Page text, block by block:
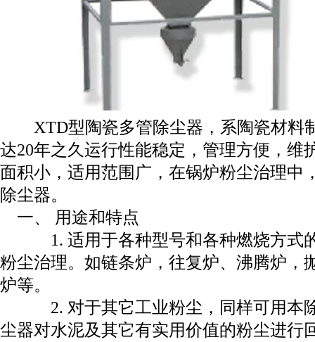
XTD型陶瓷多管除尘器，系陶瓷材料
达20年之久运行性能稳定，管理方便，维
面积小，适用范围广，在锅炉粉尘治理中
除尘器。
一、 用途和特点
1. 适用于各种型号和各种燃烧方式
粉尘治理。如链条炉，往复炉、沸腾炉，
炉等。
2. 对于其它工业粉尘，同样可用本
尘器对水泥及其它有实用价值的粉尘进行